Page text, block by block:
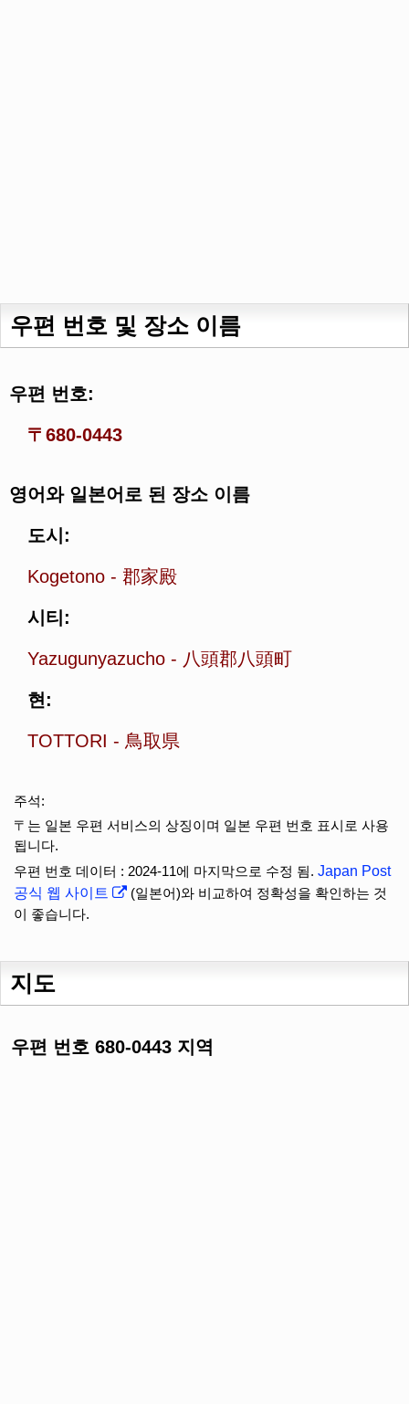
우편 번호 및 장소 이름
우편 번호:
〒680-0443
영어와 일본어로 된 장소 이름
도시:
Kogetono - 郡家殿
시티:
Yazugunyazucho - 八頭郡八頭町
현:
TOTTORI - 鳥取県
주석:
〒는 일본 우편 서비스의 상징이며 일본 우편 번호 표시로 사용
됩니다.
우편 번호 데이터 : 2024-11에 마지막으로 수정 됨. Japan Post
공식 웹 사이트
(일본어)와 비교하여 정확성을 확인하는 것
이 좋습니다.
지도
우편 번호 680-0443 지역